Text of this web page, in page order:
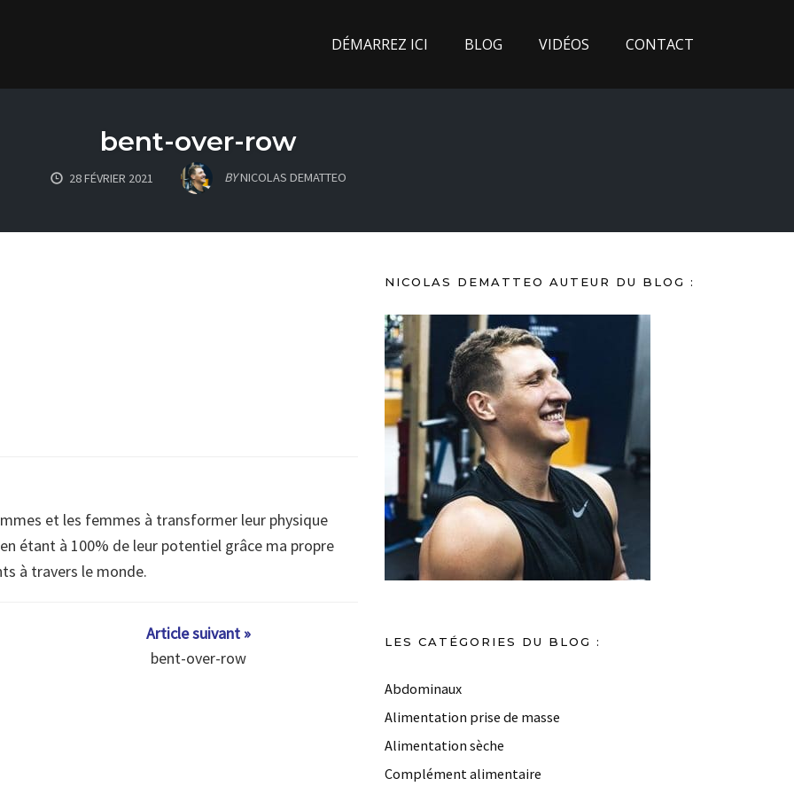
DÉMARREZ ICI BLOG VIDÉOS CONTACT
bent-over-row
28 FÉVRIER 2021 BYNICOLAS DEMATTEO
et les femmes à transformer leur physique
étant à 100% de leur potentiel grâce ma propre
à travers le monde.
Article suivant »
bent-over-row
NICOLAS DEMATTEO AUTEUR DU BLOG :
LES CATÉGORIES DU BLOG :
Abdominaux
Alimentation prise de masse
Alimentation sèche
Complément alimentaire